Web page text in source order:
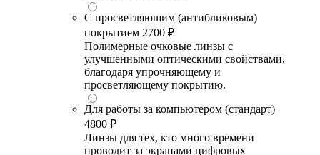
С просветляющим (антибликовым)
покрытием 2700 ₽
Полимерные очковые линзы с
улучшенными оптическими свойствами,
благодаря упрочняющему и
просветляющему покрытию.
Для работы за компьютером (стандарт)
4800 ₽
Линзы для тех, кто много времени
проводит за экранами цифровых